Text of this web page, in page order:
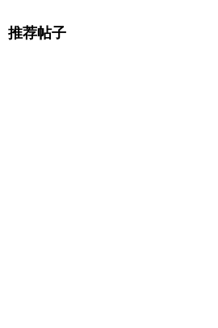
推荐帖子